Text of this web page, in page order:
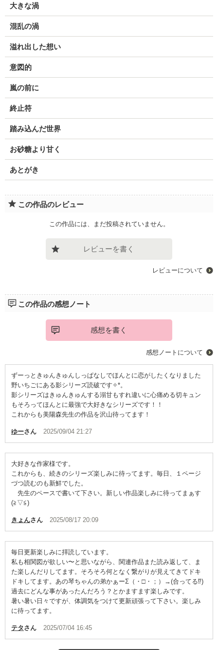
大きな渦
混乱の渦
溢れ出した想い
意図的
嵐の前に
終止符
踏み込んだ世界
お砂糖より甘く
あとがき
この作品のレビュー
この作品には、まだ投稿されていません。
レビューを書く
レビューについて
この作品の感想ノート
感想を書く
感想ノートについて
ずーっときゅんきゅんしっぱなしでほんとに恋がしたくなりました
野いちごにある影シリーズ読破です✧︎*。
影シリーズはきゅんきゅんする溺甘もすれ違いに心痛める切キュン
もそろってほんとに最強で大好きなシリーズです！！
これからも美陽森‎先生の作品を沢山待ってます！
ゆーさん 2025/09/04 21:27
大好きな作家様です。
これからも、続きのシリーズ楽しみに待ってます。毎日、１ページ
づつ読むのも新鮮でした。
先生のペースで書いて下さい。新しい作品楽しみに待ってまぁす
(⁠≧⁠▽⁠≦⁠)
きょんさん 2025/08/17 20:09
毎日更新楽しみに拝読しています。
私も相関図が欲しい〜と思いながら、関連作品また読み返して、ま
た楽しんだりしてます。そろそろ何となく繋がりが見えてきてドキ
ドキしてます。あの琴ちゃんの弟かぁーΣ（・□・；）→(合ってる⁉︎)
過去にどんな事があったんだろう？とかますます楽しみです。
暑い暑い日々ですが、体調気をつけて更新頑張って下さい。楽しみ
に待ってます。
テタさん 2025/07/04 16:45